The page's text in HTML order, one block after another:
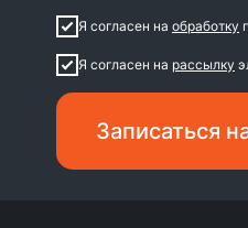
Я согласен на обработку
Я согласен на рассылку
Записаться